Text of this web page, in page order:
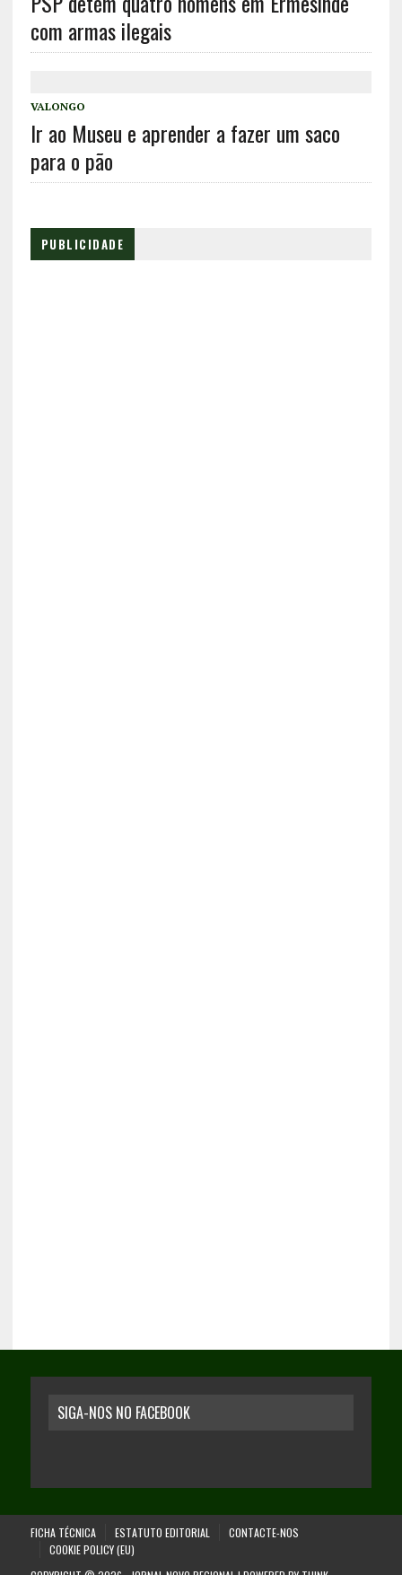
com armas ilegais
VALONGO
Ir ao Museu e aprender a fazer um saco
para o pão
PUBLICIDADE
SIGA-NOS NO FACEBOOK
FICHA TÉCNICA ESTATUTO EDITORIAL
CONTACTE-NOS
COOKIE POLICY (EU)